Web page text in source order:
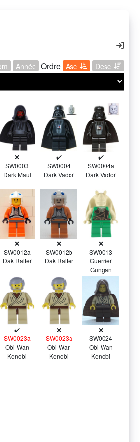
Année Ordre Asc Desc
❌
SW0003
Dark Maul
✔️
SW0004
Dark Vador
✔️
SW0004a
Dark Vador
❌
SW0012a
Dak Ralter
❌
SW0012b
Dak Ralter
❌
SW0013
Guerrier
Gungan
✔️
SW0023a
Obi-Wan
Kenobi
❌
SW0023a
Obi-Wan
Kenobi
❌
SW0024
Obi-Wan
Kenobi